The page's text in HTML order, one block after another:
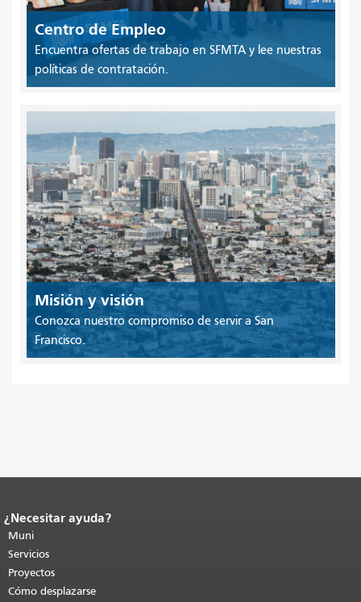
Centro de Empleo
Encuentra ofertas de trabajo en SFMTA y lee nuestras
políticas de contratación.
Misión y visión
Conozca nuestro compromiso de servir a San
Francisco.
Fin del contenido de la página.
de esta página se repite en todas las
páginas.Volver al principio del
contenido principal
¿Necesitar ayuda?
Muni
Servicios
Proyectos
Cómo desplazarse